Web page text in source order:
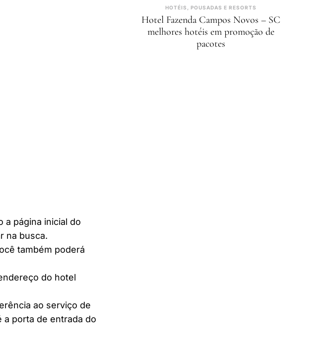
a página inicial do
na busca.
também poderá
do hotel
ao serviço de
porta de entrada do
HOTÉIS, POUSADAS E RESORTS
Hotel Fazenda Campos Novos – SC
melhores hotéis em promoção de
pacotes